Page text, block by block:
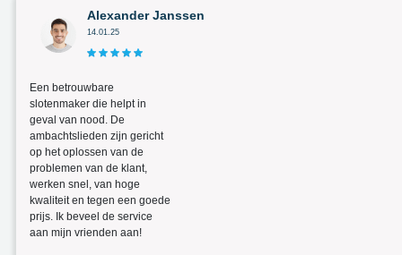
Alexander Janssen
14.01.25
Een betrouwbare
slotenmaker die helpt in
geval van nood. De
ambachtslieden zijn gericht
op het oplossen van de
problemen van de klant,
werken snel, van hoge
kwaliteit en tegen een goede
prijs. Ik beveel de service
aan mijn vrienden aan!